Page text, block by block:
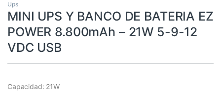
Ups
MINI UPS Y BANCO DE BATERIA EZ
POWER 8.800mAh – 21W 5-9-12
VDC USB
Capacidad: 21W